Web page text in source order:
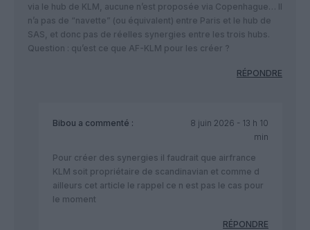
via le hub de KLM, aucune n’est proposée via Copenhague… Il
n’a pas de “navette” (ou équivalent) entre Paris et le hub de
SAS, et donc pas de réelles synergies entre les trois hubs.
Question : qu’est ce que AF-KLM pour les créer ?
RÉPONDRE
Bibou a commenté :
8 juin 2026 - 13 h 10
min
Pour créer des synergies il faudrait que airfrance
KLM soit propriétaire de scandinavian et comme d
ailleurs cet article le rappel ce n est pas le cas pour
le moment
RÉPONDRE